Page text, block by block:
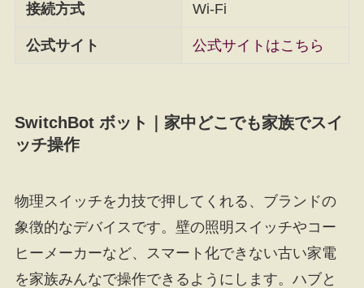
接続方式 Wi-Fi
公式サイト 公式サイトはこちら
SwitchBot ボット｜家中どこでも家族でスイ
ッチ操作
物理スイッチを力技で押してくれる、ブランドの
象徴的なデバイスです。壁の照明スイッチやコー
ヒーメーカーなど、スマート化できない古い家電
を家族みんなで操作できるようにします。ハブと